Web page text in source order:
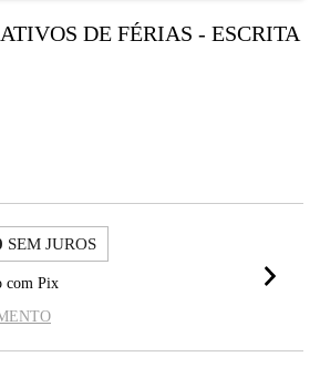
DE FÉRIAS - ESCRITA
SEM JUROS
com Pix